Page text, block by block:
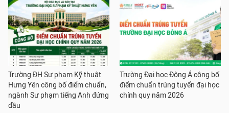
Trường ĐH Sư phạm Kỹ thuật
Hưng Yên công bố điểm chuẩn,
ngành Sư phạm tiếng Anh đứng
đầu
Trường Đại học Đông Á công bố
điểm chuẩn trúng tuyển đại học
chính quy năm 2026